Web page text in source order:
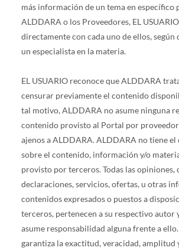
más información de un tema en específico
ALDDARA o los Proveedores, EL
directamente con cada uno de ellos, según
un especialista en la materia.
EL USUARIO reconoce que ALDDARA
censurar previamente el contenido
tal motivo, ALDDARA no asume ninguna
contenido provisto al Portal por
ajenos a ALDDARA. ALDDARA no tiene
sobre el contenido, información y/o
provisto por terceros. Todas las opiniones,
declaraciones, servicios, ofertas, u otras
contenidos expresados o puestos a
terceros, pertenecen a su respectivo autor
asume responsabilidad alguna frente a
garantiza la exactitud, veracidad, amplitud